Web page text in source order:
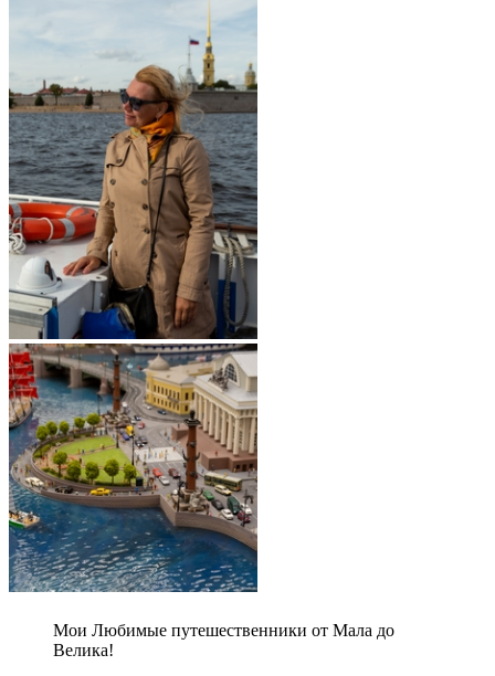
Мои Любимые путешественники от Мала до
Велика!